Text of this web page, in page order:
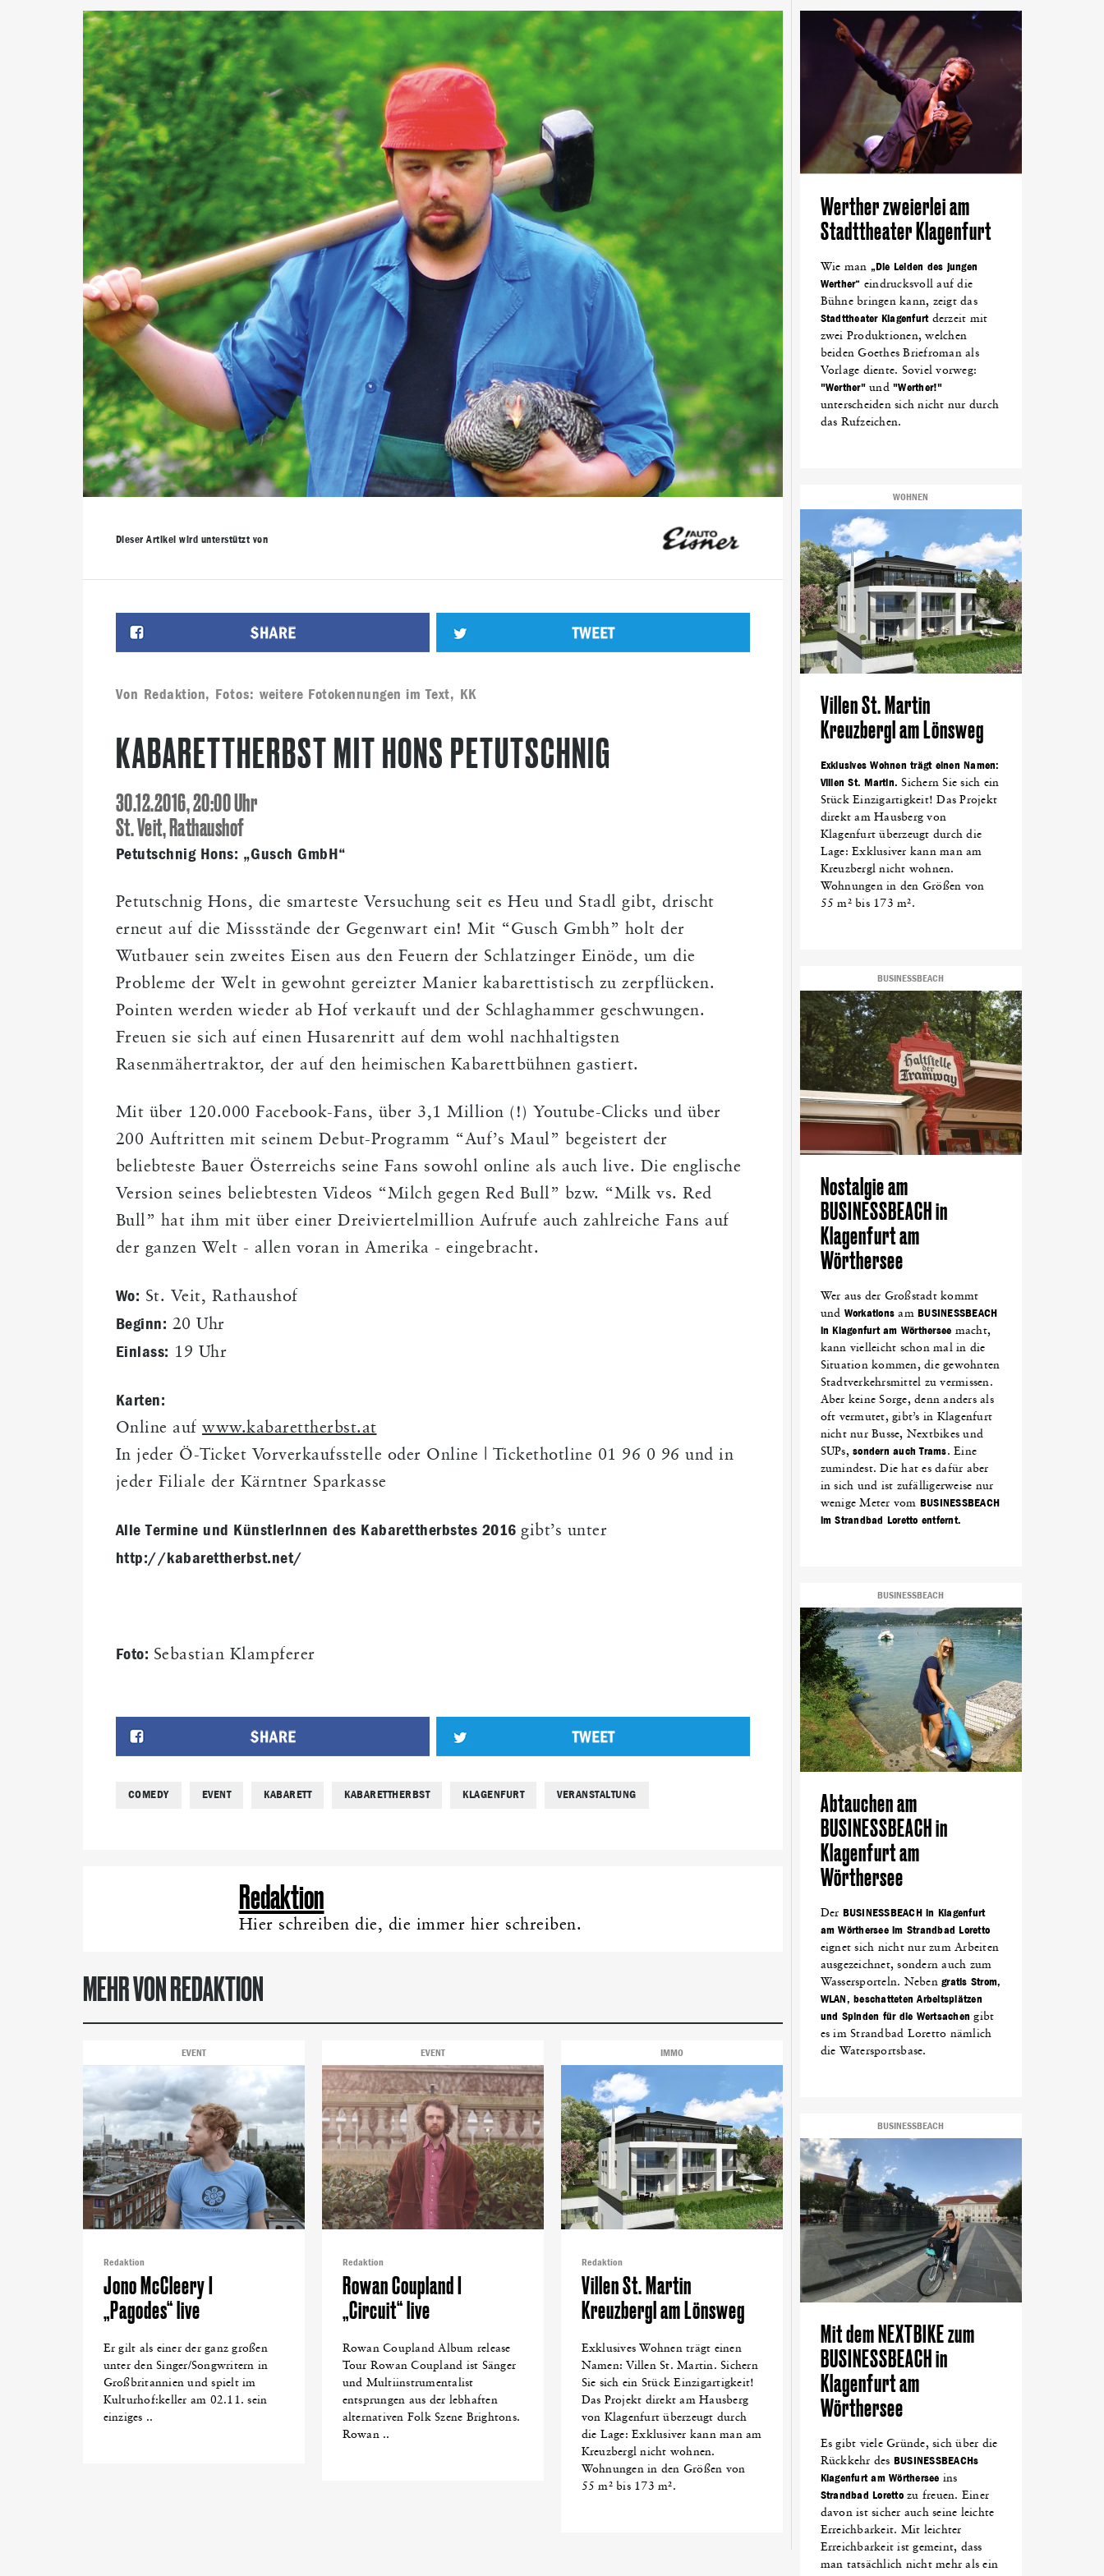
KABARETT(23) WERBUNG(23) LOVENTAL IMSÜDEN.AT(22) TRINKEN(22) KINDER(21) COMEDY(19) LAVANTTAL(18) NETZWERKEN(18) LOVENTAL(18)
BAUKULTUR(17) KOCHEN(16) KULTURHOFSOMMER GRUMPY TRAINEE(14) JUNGE WIRTSCHAFT VELDEN(14) ALPEN-ADRIA-UNIVERSITÄT(13)
KLAGENFORNIA(12) DJ(12) SCHULE(12) ANEXIA(11) PAPA PRAKTIKUM (11) TOURISMUS COWORKING (10) GRÜNDEN(10)
KABARETTHERBST(10)
Dieser Artikel wird unterstützt von
Von Redaktion, Fotos: weitere Fotokennungen im Text, KK
KABARETTHERBST MIT HONS PETUTSCHNIG
30.12.2016, 20:00 Uhr
St. Veit, Rathaushof
Petutschnig Hons: „Gusch GmbH“
Petutschnig Hons, die smarteste Versuchung seit es Heu und Stadl gibt, drischt
erneut auf die Missstände der Gegenwart ein! Mit “Gusch Gmbh” holt der
Wutbauer sein zweites Eisen aus den Feuern der Schlatzinger Einöde, um die
Probleme der Welt in gewohnt gereizter Manier kabarettistisch zu zerpflücken.
Pointen werden wieder ab Hof verkauft und der Schlaghammer geschwungen.
Freuen sie sich auf einen Husarenritt auf dem wohl nachhaltigsten
Rasenmähertraktor, der auf den heimischen Kabarettbühnen gastiert.
Mit über 120.000 Facebook-Fans, über 3,1 Million (!) Youtube-Clicks und über
200 Auftritten mit seinem Debut-Programm “Auf’s Maul” begeistert der
beliebteste Bauer Österreichs seine Fans sowohl online als auch live. Die englische
Version seines beliebtesten Videos “Milch gegen Red Bull” bzw. “Milk vs. Red
Bull” hat ihm mit über einer Dreiviertelmillion Aufrufe auch zahlreiche Fans auf
der ganzen Welt - allen voran in Amerika - eingebracht.
Wo: St. Veit, Rathaushof
Beginn: 20 Uhr
Einlass: 19 Uhr
Karten:
Online auf www.kabarettherbst.at
In jeder Ö-Ticket Vorverkaufsstelle oder Online | Tickethotline 01 96 0 96 und in
jeder Filiale der Kärntner Sparkasse
Alle Termine und KünstlerInnen des Kabarettherbstes 2016 gibt’s unter
http://kabarettherbst.net/
Foto: Sebastian Klampferer
COMEDY EVENT KABARETT KABARETTHERBST KLAGENFURT VERANSTALTUNG
Redaktion
Hier schreiben die, die immer hier schreiben.
MEHR VON REDAKTION
EVENT
Redaktion
Jono McCleery I
„Pagodes“ live
Er gilt als einer der ganz großen
unter den Singer/Songwritern in
Großbritannien und spielt im
Kulturhof:keller am 02.11. sein
einziges ..
EVENT
Redaktion
Rowan Coupland I
„Circuit“ live
Rowan Coupland Album release
Tour Rowan Coupland ist Sänger
und Multiinstrumentalist
entsprungen aus der lebhaften
alternativen Folk Szene Brightons.
Rowan ..
IMMO
Redaktion
Villen St. Martin
Kreuzbergl am Lönsweg
Exklusives Wohnen trägt einen
Namen: Villen St. Martin. Sichern
Sie sich ein Stück Einzigartigkeit!
Das Projekt direkt am Hausberg
von Klagenfurt überzeugt durch
die Lage: Exklusiver kann man am
Kreuzbergl nicht wohnen.
Wohnungen in den Größen von
55 m² bis 173 m².
Werther zweierlei am
Stadttheater Klagenfurt
Wie man „Die Leiden des jungen
Werther“ eindrucksvoll auf die
Bühne bringen kann, zeigt das
Stadttheater Klagenfurtderzeit mit
zwei Produktionen, welchen
beiden Goethes Briefroman als
Vorlage diente. Soviel vorweg:
"Werther"und "Werther!"
unterscheiden sich nicht nur durch
das Rufzeichen.
WOHNEN
Villen St. Martin
Kreuzbergl am Lönsweg
Exklusives Wohnen trägt einen Namen:
Villen St. Martin.Sichern Sie sich ein
Stück Einzigartigkeit! Das Projekt
direkt am Hausberg von
Klagenfurt überzeugt durch die
Lage: Exklusiver kann man am
Kreuzbergl nicht wohnen.
Wohnungen in den Größen von
55 m² bis 173 m².
BUSINESSBEACH
Nostalgie am
BUSINESSBEACH in
Klagenfurt am
Wörthersee
Wer aus der Großstadt kommt
und Workations am BUSINESSBEACH
in Klagenfurt am Wörthersee macht,
kann vielleicht schon mal in die
Situation kommen, die gewohnten
Stadtverkehrsmittel zu vermissen.
Aber keine Sorge, denn anders als
oft vermutet, gibt’s in Klagenfurt
nicht nur Busse, Nextbikes und
SUPs, sondern auch Trams. Eine
zumindest. Die hat es dafür aber
in sich und ist zufälligerweise nur
wenige Meter vom BUSINESSBEACH
im Strandbad Loretto entfernt.
BUSINESSBEACH
Abtauchen am
BUSINESSBEACH in
Klagenfurt am
Wörthersee
Der BUSINESSBEACH in Klagenfurt
am Wörthersee im Strandbad Loretto
eignet sich nicht nur zum Arbeiten
ausgezeichnet, sondern auch zum
Wassersporteln. Nebengratis Strom,
WLAN, beschatteten Arbeitsplätzen
und Spinden für die Wertsachen gibt
es im Strandbad Loretto nämlich
die Watersportsbase.
BUSINESSBEACH
Mit dem NEXTBIKE zum
BUSINESSBEACH in
Klagenfurt am
Wörthersee
Es gibt viele Gründe, sich über die
Rückkehr des BUSINESSBEACHs
Klagenfurt am Wörthersee ins
Strandbad Lorettozu freuen. Einer
davon ist sicher auch seine leichte
Erreichbarkeit. Mit leichter
Erreichbarkeit ist gemeint, dass
man tatsächlich nicht mehr als ein